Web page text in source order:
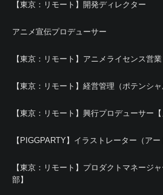
【東京：リモート】開発ディレクター
アニメ宣伝プロデューサー
【東京：リモート】アニメライセンス営業
【東京：リモート】経営管理（ポテンシャ
【東京：リモート】興行プロデューサー【
【PIGGPARTY】イラストレーター（アー
【東京：リモート】プロダクトマネージ
部】